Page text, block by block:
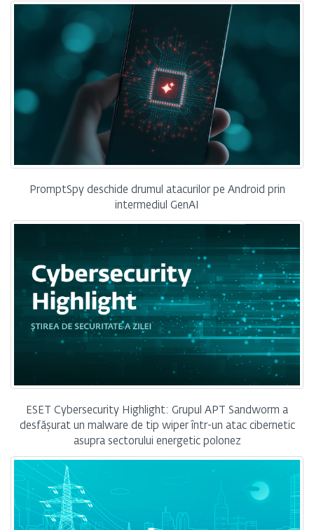
PromptSpy deschide drumul atacurilor pe Android prin
intermediul GenAI
ESET Cybersecurity Highlight: Grupul APT Sandworm a
desfășurat un malware de tip wiper într-un atac cibernetic
asupra sectorului energetic polonez